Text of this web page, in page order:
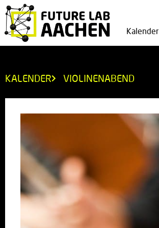
Kalender
KALENDER VIOLINENABEND